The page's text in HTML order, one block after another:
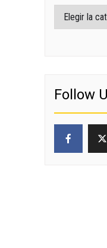
Categorías
Follow